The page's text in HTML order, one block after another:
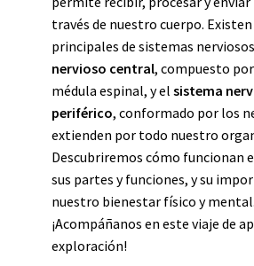
través de nuestro cuerpo.
principales de sistemas
nervioso central, compuesto
médula espinal, y el sistema
periférico, conformado por los
extienden por todo nuestro
Descubriremos cómo funcionan
sus partes y funciones, y su
nuestro bienestar físico y mental.
¡Acompáñanos en este viaje de
exploración!